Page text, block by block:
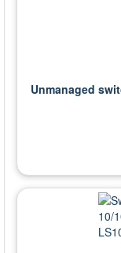
Unmanaged